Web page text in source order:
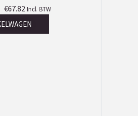
€67.82 Incl. BTW